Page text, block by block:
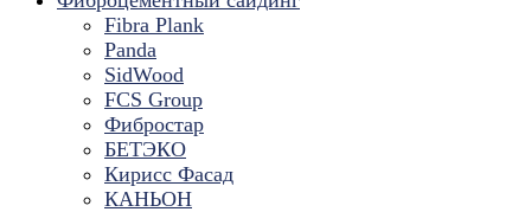
Fibra Plank
Panda
SidWood
FCS Group
Фибростар
БЕТЭКО
Кирисс Фасад
КАНЬОН